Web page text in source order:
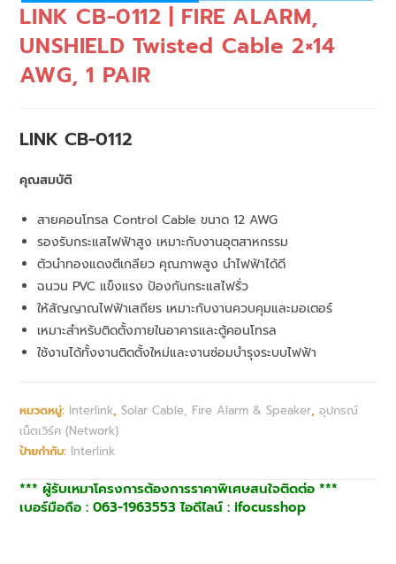
LINK CB-0112 | FIRE ALARM,
UNSHIELD Twisted Cable 2×14
AWG, 1 PAIR
LINK CB-0112
คุณสมบัติ
สายคอนโทรล Control Cable ขนาด 12 AWG
รองรับกระแสไฟฟ้าสูง เหมาะกับงานอุตสาหกรรม
ตัวนำทองแดงตีเกลียว คุณภาพสูง นำไฟฟ้าได้ดี
ฉนวน PVC แข็งแรง ป้องกันกระแสไฟรั่ว
ให้สัญญาณไฟฟ้าเสถียร เหมาะกับงานควบคุมและมอเตอร์
เหมาะสำหรับติดตั้งภายในอาคารและตู้คอนโทรล
ใช้งานได้ทั้งงานติดตั้งใหม่และงานซ่อมบำรุงระบบไฟฟ้า
หมวดหมู่: Interlink,Solar Cable, Fire Alarm & Speaker,อุปกรณ์
เน็ตเวิร์ค (Network)
ป้ายกำกับ: Interlink
*** ผู้รับเหมาโครงการต้องการราคาพิเศษสนใจติดต่อ ***
เบอร์มือถือ : 063-1963553 ไอดีไลน์ : ifocusshop